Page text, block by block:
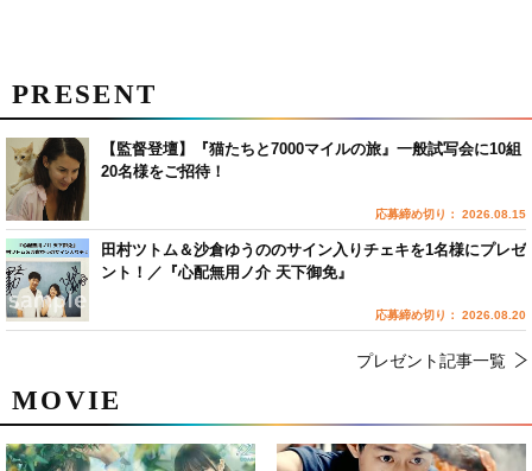
MOVIE
PRESENT
【監督登壇】『猫たちと7000マイルの旅』一般試写会に10組
20名様をご招待！
応募締め切り： 2026.08.15
田村ツトム＆沙倉ゆうののサイン入りチェキを1名様にプレゼ
ント！／『心配無用ノ介 天下御免』
応募締め切り： 2026.08.20
プレゼント記事一覧